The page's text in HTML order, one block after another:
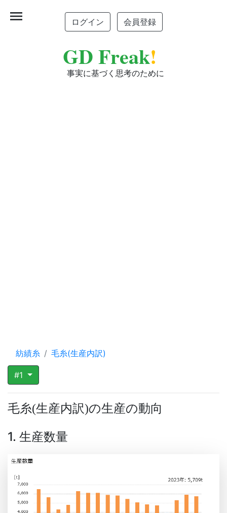
ログイン 会員登録
GD Freak!
事実に基づく思考のために
menu
紡績糸 毛糸(生産内訳)
#1
毛糸(生産内訳)の生産の動向
1. 生産数量